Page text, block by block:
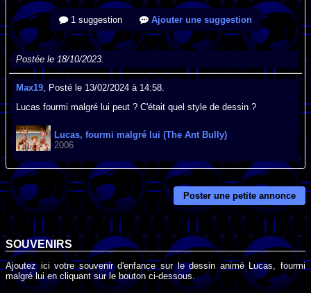
1 suggestion Ajouter une suggestion
Postée le 18/10/2023.
Max19 , Posté le 13/02/2024 à 14:58.
Lucas fourmi malgré lui peut ? C'était quel style de dessin ?
Lucas, fourmi malgré lui (The Ant Bully)
2006
Poster une petite annonce
SOUVENIRS
Ajoutez ici votre souvenir d'enfance sur le dessin animé Lucas, fourmi
malgré lui en cliquant sur le bouton ci-dessous.